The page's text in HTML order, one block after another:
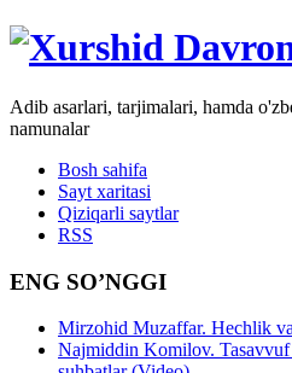
Adib asarlari, tarjimalari, hamda
namunalar
Bosh sahifa
Sayt xaritasi
Qiziqarli saytlar
RSS
ENG SO’NGGI
Mirzohid Muzaffar. Hechlik
Najmiddin Komilov.